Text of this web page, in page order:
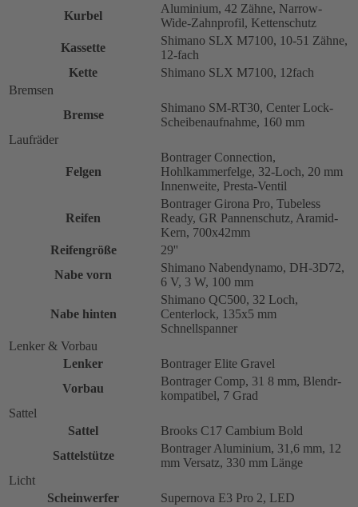
Kurbel
Aluminium, 42 Zähne, Narrow-
Wide-Zahnprofil, Kettenschutz
Kassette
Shimano SLX M7100, 10-51 Zähne,
12-fach
Kette
Shimano SLX M7100, 12fach
Bremsen
Bremse
Shimano SM-RT30, Center Lock-
Scheibenaufnahme, 160 mm
Laufräder
Felgen
Bontrager Connection,
Hohlkammerfelge, 32-Loch, 20 mm
Innenweite, Presta-Ventil
Reifen
Bontrager Girona Pro, Tubeless
Ready, GR Pannenschutz, Aramid-
Kern, 700x42mm
Reifengröße
29''
Nabe vorn
Shimano Nabendynamo, DH-3D72,
6 V, 3 W, 100 mm
Nabe hinten
Shimano QC500, 32 Loch,
Centerlock, 135x5 mm
Schnellspanner
Lenker & Vorbau
Lenker
Bontrager Elite Gravel
Vorbau
Bontrager Comp, 31 8 mm, Blendr-
kompatibel, 7 Grad
Sattel
Sattel
Brooks C17 Cambium Bold
Sattelstütze
Bontrager Aluminium, 31,6 mm, 12
mm Versatz, 330 mm Länge
Licht
Scheinwerfer
Supernova E3 Pro 2, LED